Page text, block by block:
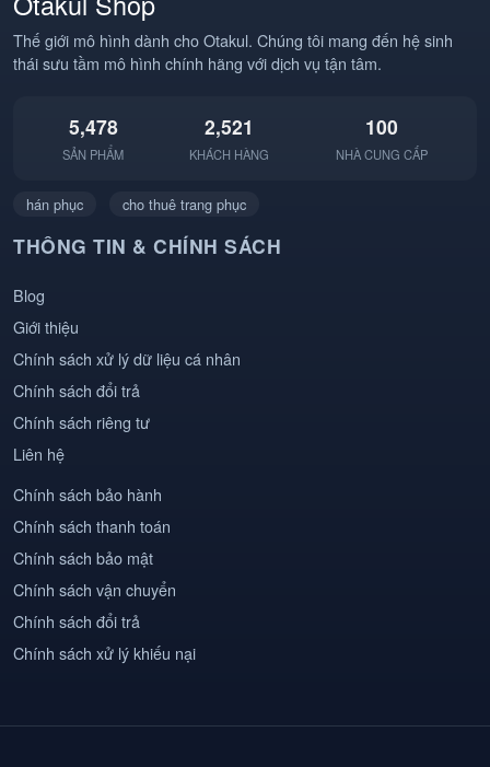
Thế giới mô hình dành cho Otakul. Chúng tôi mang đến hệ sinh
thái sưu tầm mô hình chính hãng với dịch vụ tận tâm.
5,478
SẢN PHẨM
2,521
KHÁCH HÀNG
100
NHÀ CUNG CẤP
hán phục cho thuê trang phục
THÔNG TIN & CHÍNH SÁCH
Blog
Giới thiệu
Chính sách xử lý dữ liệu cá nhân
Chính sách đổi trả
Chính sách riêng tư
Liên hệ
Chính sách bảo hành
Chính sách thanh toán
Chính sách bảo mật
Chính sách vận chuyển
Chính sách đổi trả
Chính sách xử lý khiếu nại